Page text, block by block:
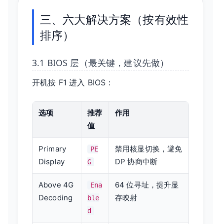
三、六大解决方案（按有效性
排序）
3.1 BIOS 层（最关键，建议先做）
开机按 F1 进入 BIOS：
选项
推荐
值
作用
Primary
Display
PE
G
禁用核显切换，避免
DP 协商中断
Above 4G
Decoding
Ena
ble
d
64 位寻址，提升显
存映射